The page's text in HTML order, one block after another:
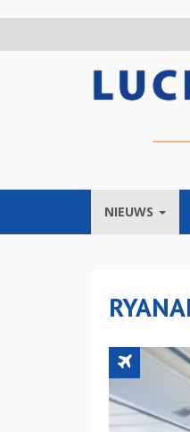
NIEUWS